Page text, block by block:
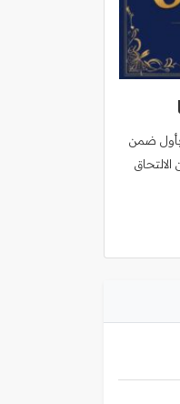
بأول ضمن
الالتحاق